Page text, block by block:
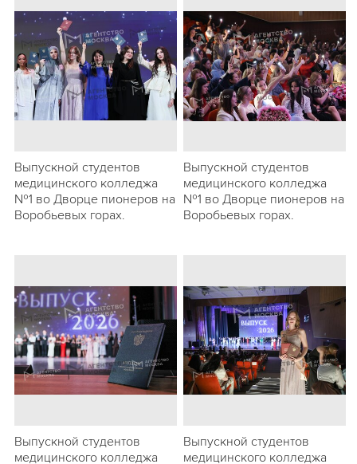
Выпускной студентов
медицинского колледжа
№1 во Дворце пионеров на
Воробьевых горах.
Выпускной студентов
медицинского колледжа
№1 во Дворце пионеров на
Воробьевых горах.
Выпускной студентов
медицинского колледжа
Выпускной студентов
медицинского колледжа